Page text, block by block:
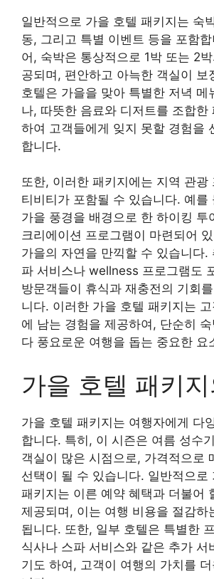
일반적으로 가을 호텔 패키지는 숙
동, 그리고 특별 이벤트 등을 포함
어, 숙박은 통상적으로 1박 또는 2
공되며, 편안하고 아늑한 객실이 보
호텔은 가을을 맞아 특별한 저녁 메
나, 따뜻한 음료와 디저트를 조합한
하여 고객들에게 잊지 못할 경험을
합니다.
또한, 이러한 패키지에는 지역 관광
티비티가 포함될 수 있습니다. 예를
가을 풍경을 배경으로 한 하이킹 투
크리에이션 프로그램이 마련되어
가을의 자연을 만끽할 수 있습니다.
파 서비스나 wellness 프로그램도
방문객들이 휴식과 재충전의 기회
니다. 이러한 가을 호텔 패키지는
에 남는 경험을 제공하여, 단순히
다 풍요로운 여행을 돕는 중요한 요
가을 호텔 패키
가을 호텔 패키지는 여행자에게 다
합니다. 특히, 이 시즌은 여름 성수
객실이 많은 시점으로, 가격적으로
선택이 될 수 있습니다. 일반적으로
패키지는 이른 예약 혜택과 더불어
제공되며, 이는 여행 비용을 절감하
됩니다. 또한, 일부 호텔은 특별한
식사나 스파 서비스와 같은 추가 서
기도 하여, 고객이 여행의 가치를